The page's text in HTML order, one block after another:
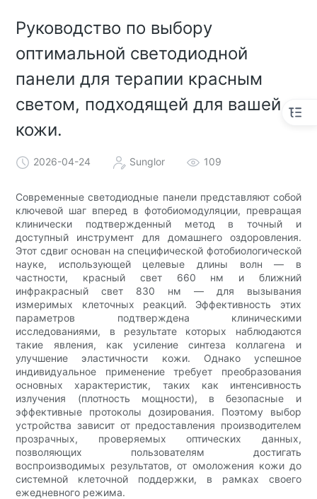
Руководство по выбору
оптимальной светодиодной
панели для терапии красным
светом, подходящей для вашей
кожи.
2026-04-24 Sunglor 109
Современные светодиодные панели представляют собой
ключевой шаг вперед в фотобиомодуляции, превращая
клинически подтвержденный метод в точный и
доступный инструмент для домашнего оздоровления.
Этот сдвиг основан на специфической фотобиологической
науке, использующей целевые длины волн — в
частности, красный свет 660 нм и ближний
инфракрасный свет 830 нм — для вызывания
измеримых клеточных реакций. Эффективность этих
параметров подтверждена клиническими
исследованиями, в результате которых наблюдаются
такие явления, как усиление синтеза коллагена и
улучшение эластичности кожи. Однако успешное
индивидуальное применение требует преобразования
основных характеристик, таких как интенсивность
излучения (плотность мощности), в безопасные и
эффективные протоколы дозирования. Поэтому выбор
устройства зависит от предоставления производителем
прозрачных, проверяемых оптических данных,
позволяющих пользователям достигать
воспроизводимых результатов, от омоложения кожи до
системной клеточной поддержки, в рамках своего
ежедневного режима.